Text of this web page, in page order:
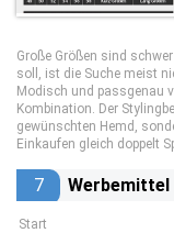
Große Größen sind
soll, ist die Suche meist
Modisch und passgenau
Kombination. Der
gewünschten Hemd,
Einkaufen gleich doppelt
7 Werbemittel
Start